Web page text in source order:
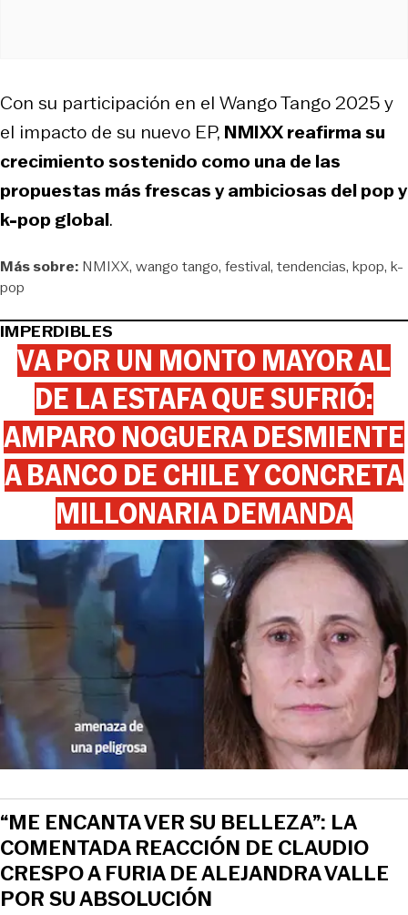
Con su participación en el Wango Tango 2025 y
el impacto de su nuevo EP, NMIXX reafirma su
crecimiento sostenido como una de las
propuestas más frescas y ambiciosas del pop y
k-pop global.
Más sobre: NMIXX wango tango festival tendencias kpop k-
pop
IMPERDIBLES
VA POR UN MONTO MAYOR AL
DE LA ESTAFA QUE SUFRIÓ:
AMPARO NOGUERA DESMIENTE
A BANCO DE CHILE Y CONCRETA
MILLONARIA DEMANDA
“ME ENCANTA VER SU BELLEZA”: LA
COMENTADA REACCIÓN DE CLAUDIO
CRESPO A FURIA DE ALEJANDRA VALLE
POR SU ABSOLUCIÓN